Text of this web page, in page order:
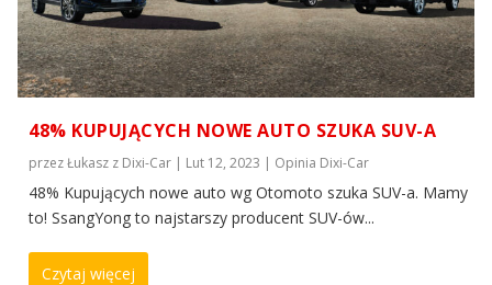
48% KUPUJĄCYCH NOWE AUTO SZUKA SUV-A
przezŁukasz z Dixi-Car | Lut 12, 2023 | Opinia Dixi-Car
48% Kupujących nowe auto wg Otomoto szuka SUV-a. Mamy
to! SsangYong to najstarszy producent SUV-ów...
Czytaj więcej